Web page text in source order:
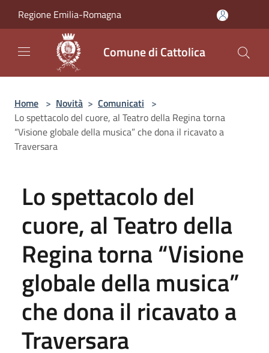
Regione Emilia-Romagna
Comune di Cattolica
Home > Novità > Comunicati >
Lo spettacolo del cuore, al Teatro della Regina torna
“Visione globale della musica” che dona il ricavato a
Traversara
Lo spettacolo del
cuore, al Teatro della
Regina torna “Visione
globale della musica”
che dona il ricavato a
Traversara